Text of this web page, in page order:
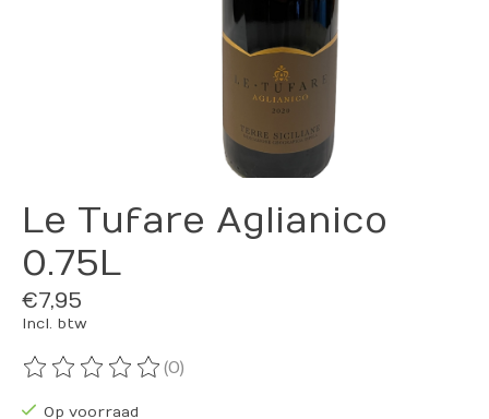
Le Tufare Aglianico
0.75L
€7,95
Incl. btw
De beoordeling van dit product is
(0)
Op voorraad